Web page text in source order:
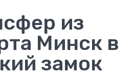
из
Минск в
замок